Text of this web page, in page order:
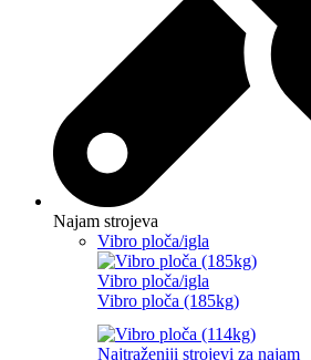
Najam strojeva
Vibro ploča/igla
Vibro ploča/igla
Vibro ploča (185kg)
Najtraženiji strojevi za najam